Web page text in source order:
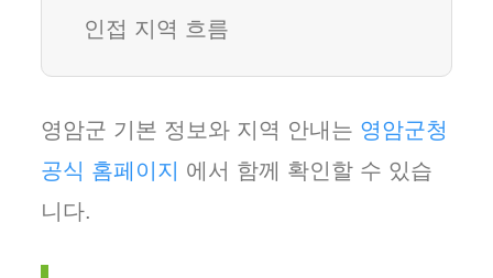
인접 지역 흐름
영암군 기본 정보와 지역 안내는 영암군청
공식 홈페이지
에서 함께 확인할 수 있습
니다.